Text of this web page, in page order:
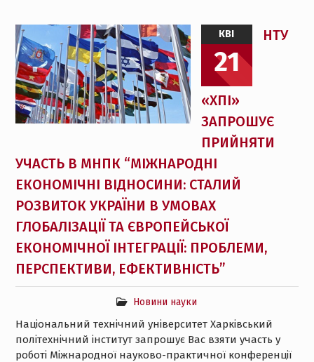
КВІ
21
НТУ
«ХПІ»
ЗАПРОШУЄ
ПРИЙНЯТИ
УЧАСТЬ В МНПК “МІЖНАРОДНІ
ЕКОНОМІЧНІ ВІДНОСИНИ: СТАЛИЙ
РОЗВИТОК УКРАЇНИ В УМОВАХ
ГЛОБАЛІЗАЦІЇ ТА ЄВРОПЕЙСЬКОЇ
ЕКОНОМІЧНОЇ ІНТЕГРАЦІЇ: ПРОБЛЕМИ,
ПЕРСПЕКТИВИ, ЕФЕКТИВНІСТЬ”
Новини науки
Національний технічний університет Харківський
політехнічний інститут запрошує Вас взяти участь у
роботі Міжнародної науково-практичної конференції